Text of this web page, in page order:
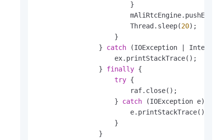
                        }
                        Thread.sleep(
20);
                    }
                }
catch (IOException |
                    ex.printStackTrace();
                }
finally {
try {
                        raf.close();
                    }
catch (IOException e) {
                        e.printStackTrace();
                    }
                }